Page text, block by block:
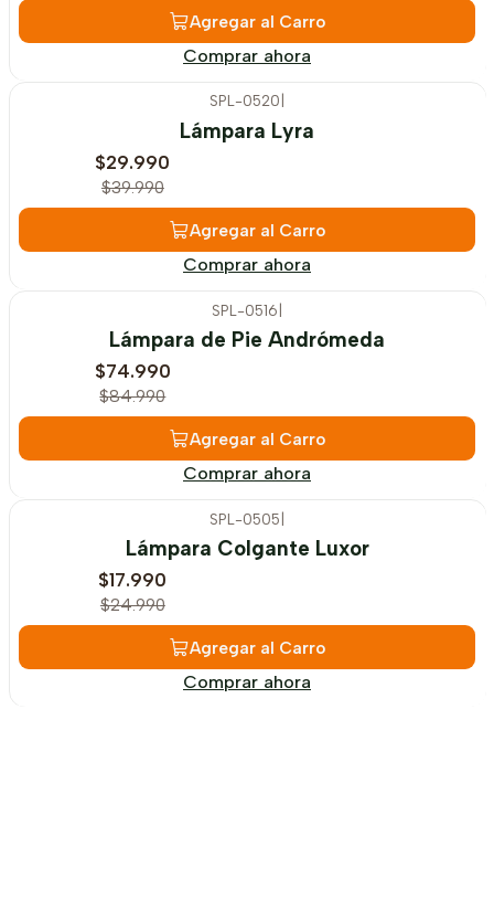
Agregar al Carro
Comprar ahora
SPL-0520
Lámpara Lyra
$29.990
$39.990
Agregar al Carro
Comprar ahora
OFF
SPL-0516|
Lámpara de Pie Andrómeda
$74.990
$84.990
Agregar al Carro
Comprar ahora
SPL-0505|
Lámpara Colgante Luxor
$17.990
$24.990
Agregar al Carro
Comprar ahora